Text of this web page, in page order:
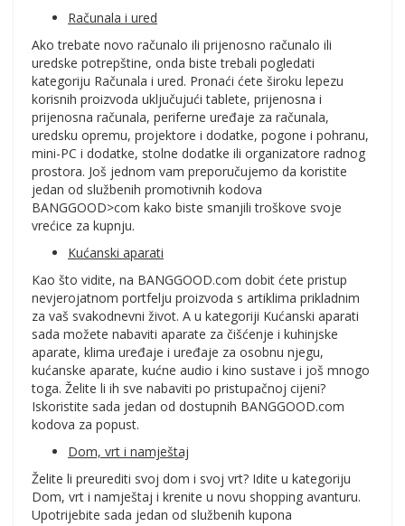
Računala i ured
Ako trebate novo računalo ili prijenosno računalo ili
uredske potrepštine, onda biste trebali pogledati
kategoriju Računala i ured. Pronaći ćete široku lepezu
korisnih proizvoda uključujući tablete, prijenosna i
prijenosna računala, periferne uređaje za računala,
uredsku opremu, projektore i dodatke, pogone i pohranu,
mini-PC i dodatke, stolne dodatke ili organizatore radnog
prostora. Još jednom vam preporučujemo da koristite
jedan od službenih promotivnih kodova
BANGGOOD>com kako biste smanjili troškove svoje
vrećice za kupnju.
Kućanski aparati
Kao što vidite, na BANGGOOD.com dobit ćete pristup
nevjerojatnom portfelju proizvoda s artiklima prikladnim
za vaš svakodnevni život. A u kategoriji Kućanski aparati
sada možete nabaviti aparate za čišćenje i kuhinjske
aparate, klima uređaje i uređaje za osobnu njegu,
kućanske aparate, kućne audio i kino sustave i još mnogo
toga. Želite li ih sve nabaviti po pristupačnoj cijeni?
Iskoristite sada jedan od dostupnih BANGGOOD.com
kodova za popust.
Dom, vrt i namještaj
Želite li preurediti svoj dom i svoj vrt? Idite u kategoriju
Dom, vrt i namještaj i krenite u novu shopping avanturu.
Upotrijebite sada jedan od službenih kupona